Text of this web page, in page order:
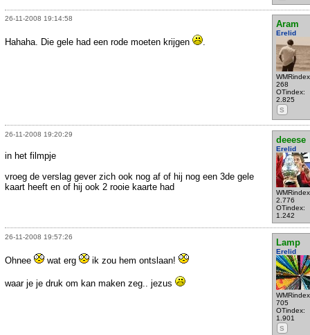
26-11-2008 19:14:58
Aram
Erelid
268
OTindex:
2.825
S
Hahaha. Die gele had een rode moeten krijgen .
26-11-2008 19:20:29
deeese
Erelid
2.776
OTindex:
1.242
in het filmpje
vroeg de verslag gever zich ook nog af of hij nog een 3de gele
kaart heeft en of hij ook 2 rooie kaarte had
26-11-2008 19:57:26
Lamp
Erelid
705
OTindex:
1.901
S
Ohnee wat erg ik zou hem ontslaan!
waar je je druk om kan maken zeg.. jezus